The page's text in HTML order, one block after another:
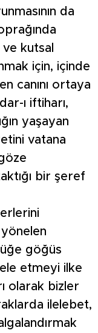
da
ve kutsal
için, içinde
canını ortaya
ı iftiharı,
yaşayan
vatana
bir şeref
yönelen
göğüs
etmeyi ilke
olarak bizler
ilelebet,